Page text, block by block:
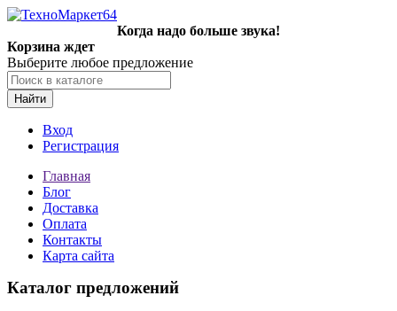
Когда надо больше звука!
Корзина ждет
Выберите любое предложение
Найти
Вход
Регистрация
Главная
Блог
Доставка
Оплата
Контакты
Карта сайта
Каталог предложений